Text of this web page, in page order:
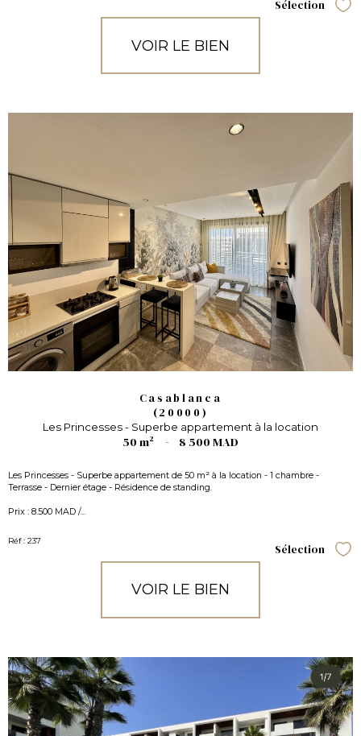
Sélection
VOIR LE BIEN
Casablanca
(20000)
Les Princesses - Superbe appartement à la location
50 m² - 8 500 MAD
Les Princesses - Superbe appartement de 50 m² à la location - 1 chambre -
Terrasse - Dernier étage - Résidence de standing.
Prix : 8.500 MAD /...
Réf : 237
Sélection
VOIR LE BIEN